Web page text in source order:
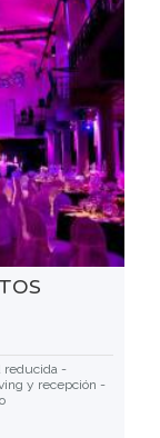
reducida -
y recepción -